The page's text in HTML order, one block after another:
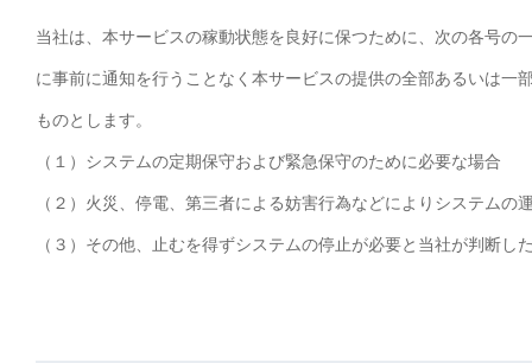
当社は、本サービスの稼動状態を良好に保つために、次の各号の
に事前に通知を行うことなく本サービスの提供の全部あるいは一
ものとします。
（１） システムの定期保守および緊急保守のために必要な場合
（２） 火災、停電、第三者による妨害行為などによりシステムの
（３） その他、止むを得ずシステムの停止が必要と当社が判断し